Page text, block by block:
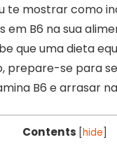
te mostrar como
em B6 na sua
que uma dieta
prepare-se para
B6 e arrasar
Contents hide